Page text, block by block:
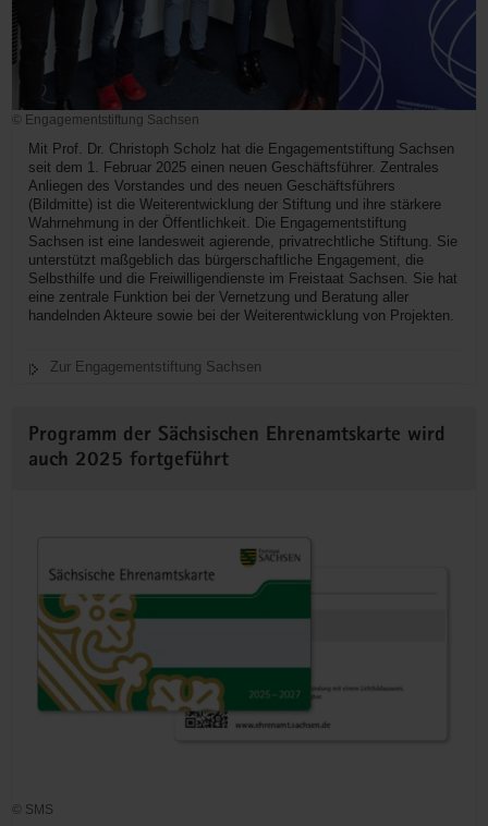
© Engagementstiftung Sachsen
Mit Prof. Dr. Christoph Scholz hat die Engagementstiftung Sachsen
seit dem 1. Februar 2025 einen neuen Geschäftsführer. Zentrales
Anliegen des Vorstandes und des neuen Geschäftsführers
(Bildmitte) ist die Weiterentwicklung der Stiftung und ihre stärkere
Wahrnehmung in der Öffentlichkeit. Die Engagementstiftung
Sachsen ist eine landesweit agierende, privatrechtliche Stiftung. Sie
unterstützt maßgeblich das bürgerschaftliche Engagement, die
Selbsthilfe und die Freiwilligendienste im Freistaat Sachsen. Sie hat
eine zentrale Funktion bei der Vernetzung und Beratung aller
handelnden Akteure sowie bei der Weiterentwicklung von Projekten.
Zur Engagementstiftung Sachsen
Programm der Sächsischen Ehrenamtskarte wird
auch 2025 fortgeführt
© SMS